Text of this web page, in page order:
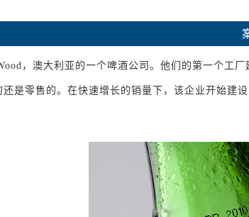
，澳大利亚的一个啤酒公司。他们的第一个工
还是零售的。在快速增长的销量下，该企业开始建设